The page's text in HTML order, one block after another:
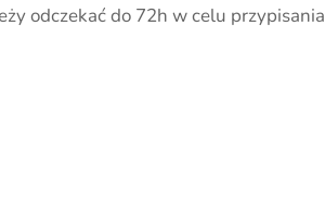
odczekać do 72h w celu przypisania